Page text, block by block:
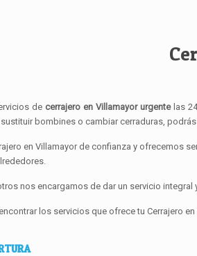
de cerrajero en Villamayor urgentelas
sustituir bombines o cambiar cerraduras,
en Villamayor de confianza y ofrecemos
nos encargamos de dar un servicio
los servicios que ofrece tu Cerrajero en